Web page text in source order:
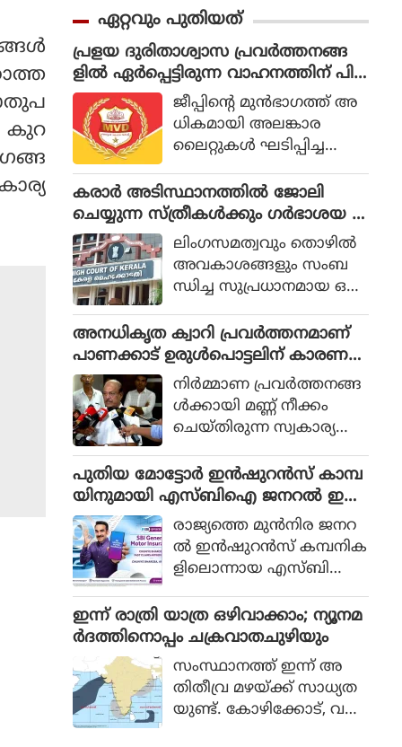
കുറ
വികസിക്കുന്നുവെന്ന് ഉറ
പ്പാക്കുക എന്ന പ്രഖ്യാപിത
ലക്ഷ്യത്തോടെയാണ് ഇ
തിന്റെ ആരംഭം. ചടങ്ങില്‍
യുഎന്‍ സെക്രട്ടറി ജനറല്‍
അന്റോണിയോ ഗുട്ടെറസ്
പങ്കെടുത്തു.
ഏറ്റവും പുതിയത്
പ്രളയ ദുരിതാശ്വാസ പ്രവര്‍ത്തനങ്ങ
ളില്‍ ഏര്‍പ്പെട്ടിരുന്ന വാഹനത്തിന് പിഴ
ചുമത്തിയ എംവിഡി ഉദ്യോഗസ്ഥനെ
സസ്‌പെന്‍ഡ് ചെയ്തു
ജീപ്പിന്റെ മുന്‍ഭാഗത്ത് അ
ധികമായി അലങ്കാര
ലൈറ്റുകള്‍ ഘടിപ്പിച്ച
ചുമത്തിയത്. എംഎല്‍എ
യുടെ നിര്‍ദ്ദേശപ്രകാരം
യൂത്ത് കോണ്‍ഗ്രസ് ആണ്
പിഴത്തുക അടച്ചത്.
മെഴുവേലി സ്വ
ദേശിയുടേതാണ് ഈ
വാഹനം.
കരാര്‍ അടിസ്ഥാനത്തില്‍ ജോലി
ചെയ്യുന്ന സ്ത്രീകള്‍ക്കും ഗര്‍ഭാശയ ശ
സ്ത്രക്രിയയ്ക്ക് ശമ്പളത്തോടുകൂടിയ
അവധി അനുവദിച്ച് കേരള
ഹൈക്കോടതി
ലിംഗസമത്വവും തൊഴില്‍
അവകാശങ്ങളും സംബ
ന്ധിച്ച സുപ്രധാനമായ ഒരു
സഹായത്തോടെയുള്ള പ
ദ്ധതികളില്‍ കരാര്‍ അ
ടിസ്ഥാനത്തില്‍ ജോലി
ചെയ്യുന്ന സ്ത്രീകള്‍ക്ക് ഗ
ര്‍ഭാശയ ശസ്ത്രക്രിയ
യെത്തുടര്‍ന്ന് (hysterecto
my) ശമ്പളത്തോടുകൂടിയ
ചികിത്സാ അവധിക്ക് അ
ര്‍ഹതയുണ്ടെന്ന് കേരള
ഹൈക്കോടതി വ്യക്ത
മാക്കി.
അനധികൃത ക്വാറി പ്രവര്‍ത്തനമാണ്
പാണക്കാട് ഉരുള്‍പൊട്ടലിന് കാരണ
മായതെന്ന് മന്ത്രി പികെ
കുഞ്ഞാലിക്കുട്ടി
നിര്‍മ്മാണ പ്രവര്‍ത്തനങ്ങ
ള്‍ക്കായി മണ്ണ് നീക്കം
ചെയ്തിരുന്ന സ്വകാര്യ
ഭാഗം കനത്ത മഴയെത്തുട
ര്‍ന്ന് ഇടിഞ്ഞുതാഴ്ന്ന ഉ
രുള്‍പൊട്ടല്‍ ബാധിച്ച പ്ര
ദേശം സന്ദര്‍ശിച്ച ശേഷ
മാണ് മന്ത്രി ഇക്കാര്യങ്ങള്‍
പറഞ്ഞത്.
പുതിയ മോട്ടോർ ഇൻഷുറൻസ് കാമ്പ
യിനുമായി എസ്ബിഐ ജനറൽ ഇൻ
ഷുറൻസ്
രാജ്യത്തെ മുൻനിര ജനറ
ൽ ഇൻഷുറൻസ് കമ്പനിക
ളിലൊന്നായ എസ്ബിഐ
ജനപ്രിയ കാമ്പയിനായ
'ചുനിയേ ഭരോസ, അ
പ്നോ സാ'യുടെ പുതിയ
പതിപ്പ് പുറത്തിറക്കി.
മോട്ടോർ ഇൻഷുറൻസിന്
മുൻഗണന നൽ
ഇന്ന് രാത്രി യാത്ര ഒഴിവാക്കാം; ന്യൂനമ
ർദത്തിനൊപ്പം ചക്രവാതചുഴിയും
സംസ്ഥാനത്ത് ഇന്ന് അ
തിതീവ്ര മഴയ്ക്ക് സാധ്യത
യുണ്ട്. കോഴിക്കോട്, വയ